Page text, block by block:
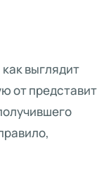
выглядит
от